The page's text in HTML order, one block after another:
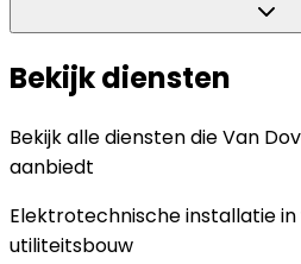
Bekijk diensten
Bekijk alle diensten dieVan
aanbiedt
Elektrotechnische installatie
utiliteitsbouw